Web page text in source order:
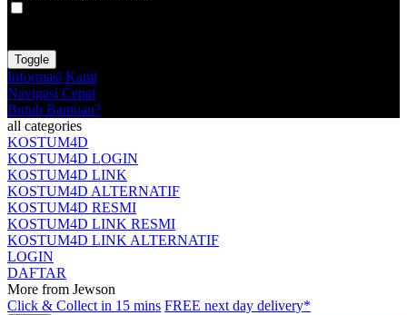
Toggle
Informasi Kami
Navigasi Cepat
Butuh Bantuan?
all categories
KOSTUM4D
KOSTUM4D LOGIN
KOSTUM4D LINK
KOSTUM4D ALTERNATIF
KOSTUM4D RESMI
KOSTUM4D LINK RESMI
KOSTUM4D LINK ALTERNATIF
LOGIN
DAFTAR
More from Jewson
Click & Collect in 15 mins FREE next day delivery*